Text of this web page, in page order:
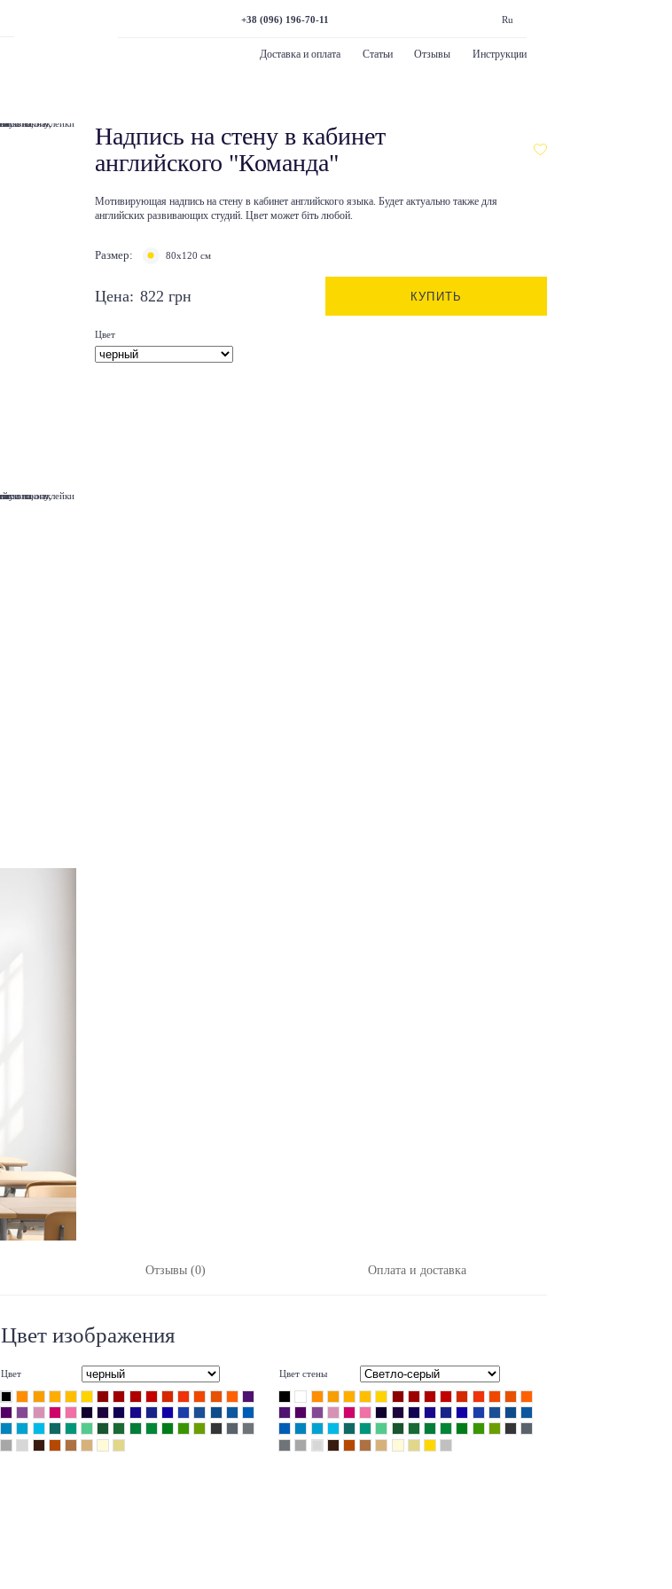
+38 (096) 196-70-11 Ru
Доставка и оплата Статьи Отзывы Инструкции
Надпись на стену в кабинет
английского "Команда"
Мотивирующая надпись на стену в кабинет английского языка. Будет актуально также для
английских развивающих студий. Цвет может біть любой.
Размер: 80х120 см
Цена: 822 грн КУПИТЬ
Цвет
Отзывы (0) Оплата и доставка
Цвет изображения
Цвет Цвет стены